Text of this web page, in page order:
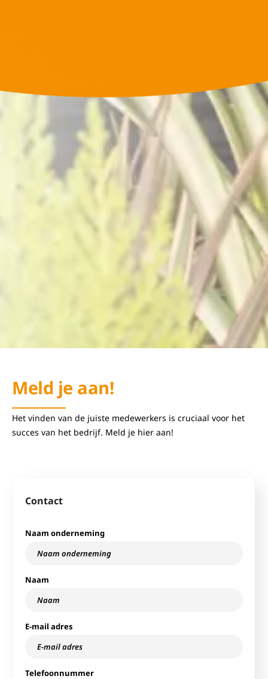
Meld je aan!
Het vinden van de juiste medewerkers is cruciaal voor het
succes van het bedrijf. Meld je hier aan!
Contact
Naam onderneming
Naam
E-mail adres
Telefoonnummer